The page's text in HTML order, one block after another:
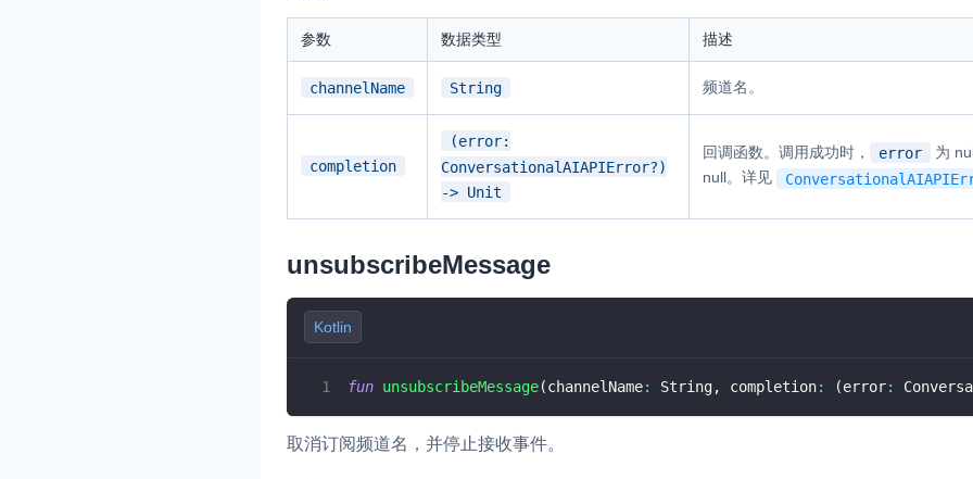
参数 数据类型 描述
channelName String 频道名。
completion
(error:
ConversationalAIAPIError?)
-> Unit
回调函数。调用成功时， error 为
null。详见
unsubscribeMessage
Kotlin
fun unsubscribeMessage(channelName: String, completion: (error:
取消订阅频道名，并停止接收事件。